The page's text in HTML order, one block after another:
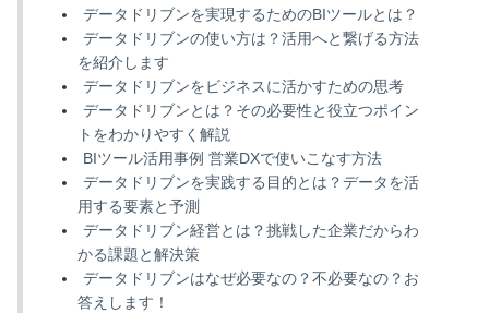
データドリブンを実現するためのBIツールとは？
データドリブンの使い方は？活用へと繋げる方法
を紹介します
データドリブンをビジネスに活かすための思考
データドリブンとは？その必要性と役立つポイン
トをわかりやすく解説
BIツール活用事例 営業DXで使いこなす方法
データドリブンを実践する目的とは？データを活
用する要素と予測
データドリブン経営とは？挑戦した企業だからわ
かる課題と解決策
データドリブンはなぜ必要なの？不必要なの？お
答えします！